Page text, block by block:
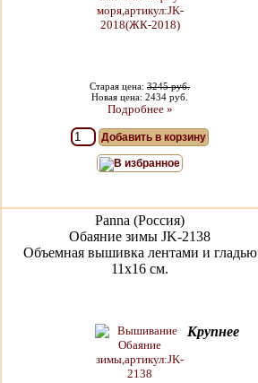
Старая цена: 3245 руб.
Новая цена: 2434 руб.
Подробнее »
Добавить в корзину
В избранное
Panna (Россия)
Обаяние зимы JK-2138
Объемная вышивка лентами и гладью
11х16 см.
Крупнее